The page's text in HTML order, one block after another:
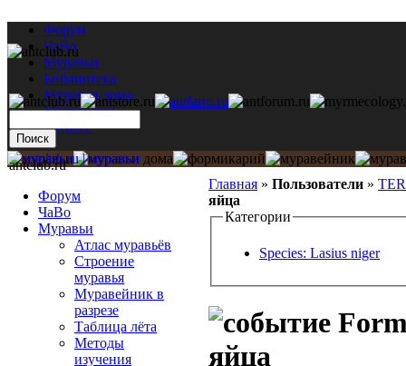
Форум
ЧаВо
Муравьи
Библиотека
Муравьи дома
Мастерская
Каталог
Главная » Пользователи »
яйца
Категории
Species: Lasius niger
яйца
antclub.ru
Форум
ЧаВо
Муравьи
Атлас муравьёв
Строение
муравья
Муравейник в
разрезе
Таблица лёта
Методы
изучения